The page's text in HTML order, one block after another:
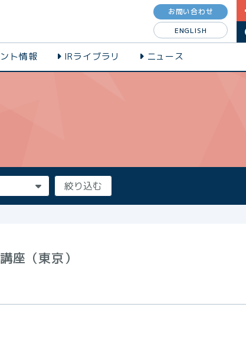
お問い合わせ
ENGLISH
ト情報 IRライブラリ ニュース
座（東京）